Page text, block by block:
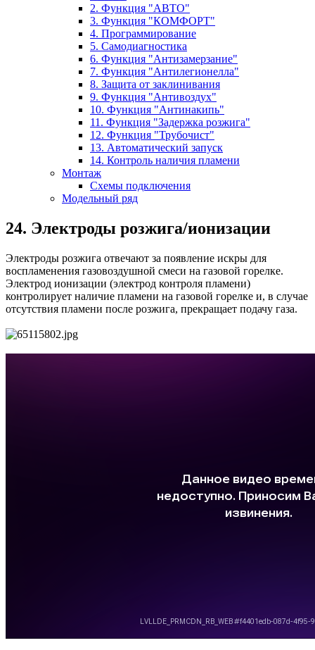
2. Функция "АВТО"
3. Функция "КОМФОРТ"
4. Программирование
5. Самодиагностика
6. Функция "Антизамерзание"
7. Функция "Антилегионелла"
8. Защита от заклинивания
9. Функция "Антивоздух"
10. Функция "Антинакипь"
11. Функция "Задержка розжига"
12. Функция "Трубочист"
13. Автоматический запуск
14. Контроль наличия пламени
Монтаж
Схемы подключения
Модельный ряд
24. Электроды розжига/ионизации
Электроды розжига отвечают за появление искры для
воспламенения газовоздушной смеси на газовой горелке.
Электрод ионизации (электрод контроля пламени)
контролирует наличие пламени на газовой горелке и, в случае
отсутствия пламени после розжига, прекращает подачу газа.